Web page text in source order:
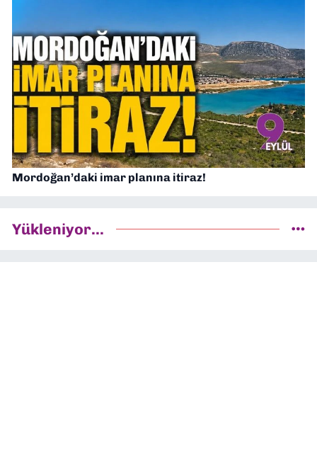
Mordoğan’daki imar planına itiraz!
Yükleniyor...